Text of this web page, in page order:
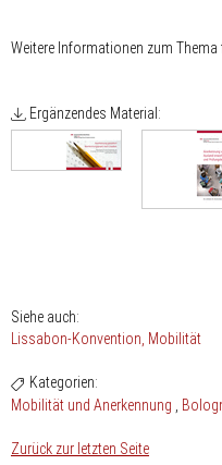
Weitere Informationen zum Thema
Ergänzendes Material:
Siehe auch:
Lissabon-Konvention Mobilität
Kategorien:
Mobilität und Anerkennung
Zurück zur letzten Seite